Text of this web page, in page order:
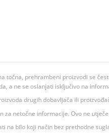
točna, prehrambeni proizvodi se
a ne se oslanjati isključivo na
drugih dobavljača ili
netočne informacije. Ovo ne
bilo koji način bez prethodne